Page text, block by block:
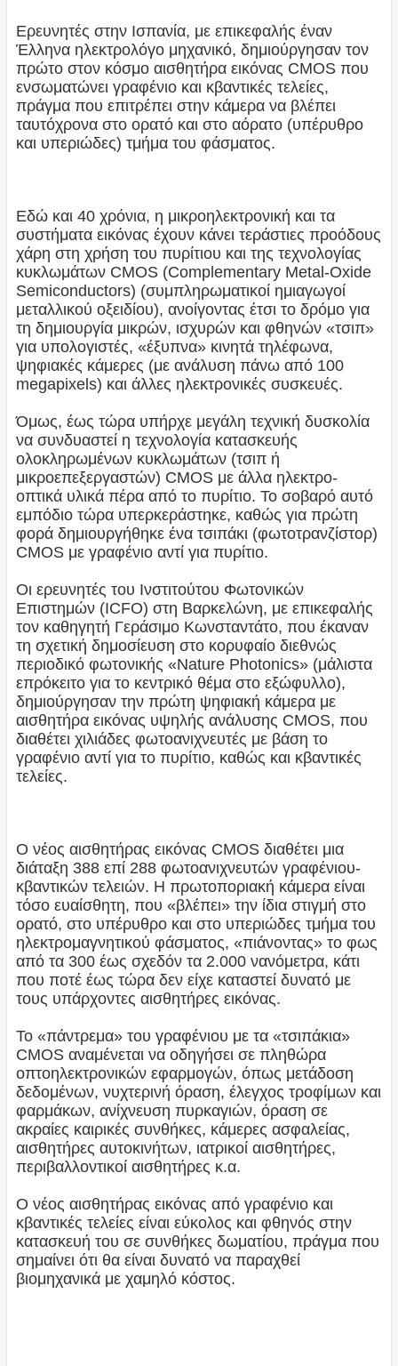
Ερευνητές στην Ισπανία, με επικεφαλής έναν
Έλληνα ηλεκτρολόγο μηχανικό, δημιούργησαν τον
πρώτο στον κόσμο αισθητήρα εικόνας CMOS που
ενσωματώνει γραφένιο και κβαντικές τελείες,
πράγμα που επιτρέπει στην κάμερα να βλέπει
ταυτόχρονα στο ορατό και στο αόρατο (υπέρυθρο
και υπεριώδες) τμήμα του φάσματος.
Εδώ και 40 χρόνια, η μικροηλεκτρονική και τα
συστήματα εικόνας έχουν κάνει τεράστιες προόδους
χάρη στη χρήση του πυρίτιου και της τεχνολογίας
κυκλωμάτων CMOS (Complementary Metal-Oxide
Semiconductors) (συμπληρωματικοί ημιαγωγοί
μεταλλικού οξειδίου), ανοίγοντας έτσι το δρόμο για
τη δημιουργία μικρών, ισχυρών και φθηνών «τσιπ»
για υπολογιστές, «έξυπνα» κινητά τηλέφωνα,
ψηφιακές κάμερες (με ανάλυση πάνω από 100
megapixels) και άλλες ηλεκτρονικές συσκευές.
Όμως, έως τώρα υπήρχε μεγάλη τεχνική δυσκολία
να συνδυαστεί η τεχνολογία κατασκευής
ολοκληρωμένων κυκλωμάτων (τσιπ ή
μικροεπεξεργαστών) CMOS με άλλα ηλεκτρο-
οπτικά υλικά πέρα από το πυρίτιο. Το σοβαρό αυτό
εμπόδιο τώρα υπερκεράστηκε, καθώς για πρώτη
φορά δημιουργήθηκε ένα τσιπάκι (φωτοτρανζίστορ)
CMOS με γραφένιο αντί για πυρίτιο.
Οι ερευνητές του Ινστιτούτου Φωτονικών
Επιστημών (ICFO) στη Βαρκελώνη, με επικεφαλής
τον καθηγητή Γεράσιμο Κωνσταντάτο, που έκαναν
τη σχετική δημοσίευση στο κορυφαίο διεθνώς
περιοδικό φωτονικής «Nature Photonics» (μάλιστα
επρόκειτο για το κεντρικό θέμα στο εξώφυλλο),
δημιούργησαν την πρώτη ψηφιακή κάμερα με
αισθητήρα εικόνας υψηλής ανάλυσης CMOS, που
διαθέτει χιλιάδες φωτοανιχνευτές με βάση το
γραφένιο αντί για το πυρίτιο, καθώς και κβαντικές
τελείες.
Ο νέος αισθητήρας εικόνας CMOS διαθέτει μια
διάταξη 388 επί 288 φωτοανιχνευτών γραφένιου-
κβαντικών τελειών. Η πρωτοποριακή κάμερα είναι
τόσο ευαίσθητη, που «βλέπει» την ίδια στιγμή στο
ορατό, στο υπέρυθρο και στο υπεριώδες τμήμα του
ηλεκτρομαγνητικού φάσματος, «πιάνοντας» το φως
από τα 300 έως σχεδόν τα 2.000 νανόμετρα, κάτι
που ποτέ έως τώρα δεν είχε καταστεί δυνατό με
τους υπάρχοντες αισθητήρες εικόνας.
Το «πάντρεμα» του γραφένιου με τα «τσιπάκια»
CMOS αναμένεται να οδηγήσει σε πληθώρα
οπτοηλεκτρονικών εφαρμογών, όπως μετάδοση
δεδομένων, νυχτερινή όραση, έλεγχος τροφίμων και
φαρμάκων, ανίχνευση πυρκαγιών, όραση σε
ακραίες καιρικές συνθήκες, κάμερες ασφαλείας,
αισθητήρες αυτοκινήτων, ιατρικοί αισθητήρες,
περιβαλλοντικοί αισθητήρες κ.α.
Ο νέος αισθητήρας εικόνας από γραφένιο και
κβαντικές τελείες είναι εύκολος και φθηνός στην
κατασκευή του σε συνθήκες δωματίου, πράγμα που
σημαίνει ότι θα είναι δυνατό να παραχθεί
βιομηχανικά με χαμηλό κόστος.